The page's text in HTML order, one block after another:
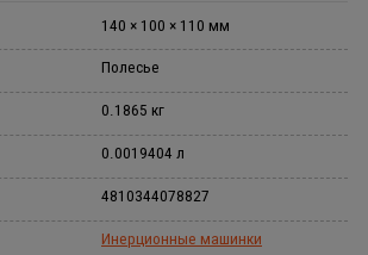
140 × 100 × 110 мм
Полесье
0.1865 кг
0.0019404 л
4810344078827
Инерционные машинки